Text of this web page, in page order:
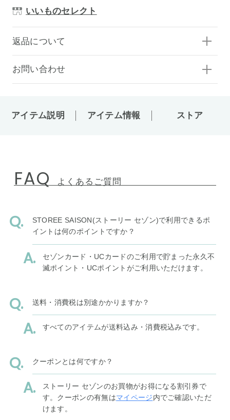
いいものセレクト
返品について
お問い合わせ
アイテム説明 アイテム情報 ストア
FAQ よくあるご質問
STOREE SAISON(ストーリー セゾン)で利用できるポ
イントは何のポイントですか？
セゾンカード・UCカードのご利用で貯まった永久不
滅ポイント・UCポイントがご利用いただけます。
送料・消費税は別途かかりますか？
すべてのアイテムが送料込み・消費税込みです。
クーポンとは何ですか？
ストーリー セゾンのお買物がお得になる割引券で
す。クーポンの有無はマイページ内でご確認いただ
けます。